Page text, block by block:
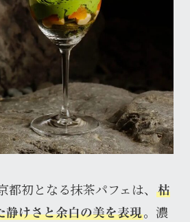
都初となる抹茶パフェは、
枯
静けさと余白の美を表現。濃